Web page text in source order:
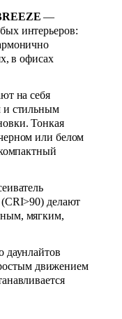
—
интерьеров:
в офисах
на себя
и стильным
Тонкая
или белом
делают
мягким,
даунлайтов
движением